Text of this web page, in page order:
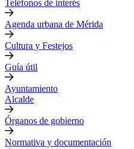
Teléfonos de interés
Agenda urbana de Mérida
Cultura y Festejos
Guía útil
Ayuntamiento
Alcalde
Órganos de gobierno
Normativa y documentación